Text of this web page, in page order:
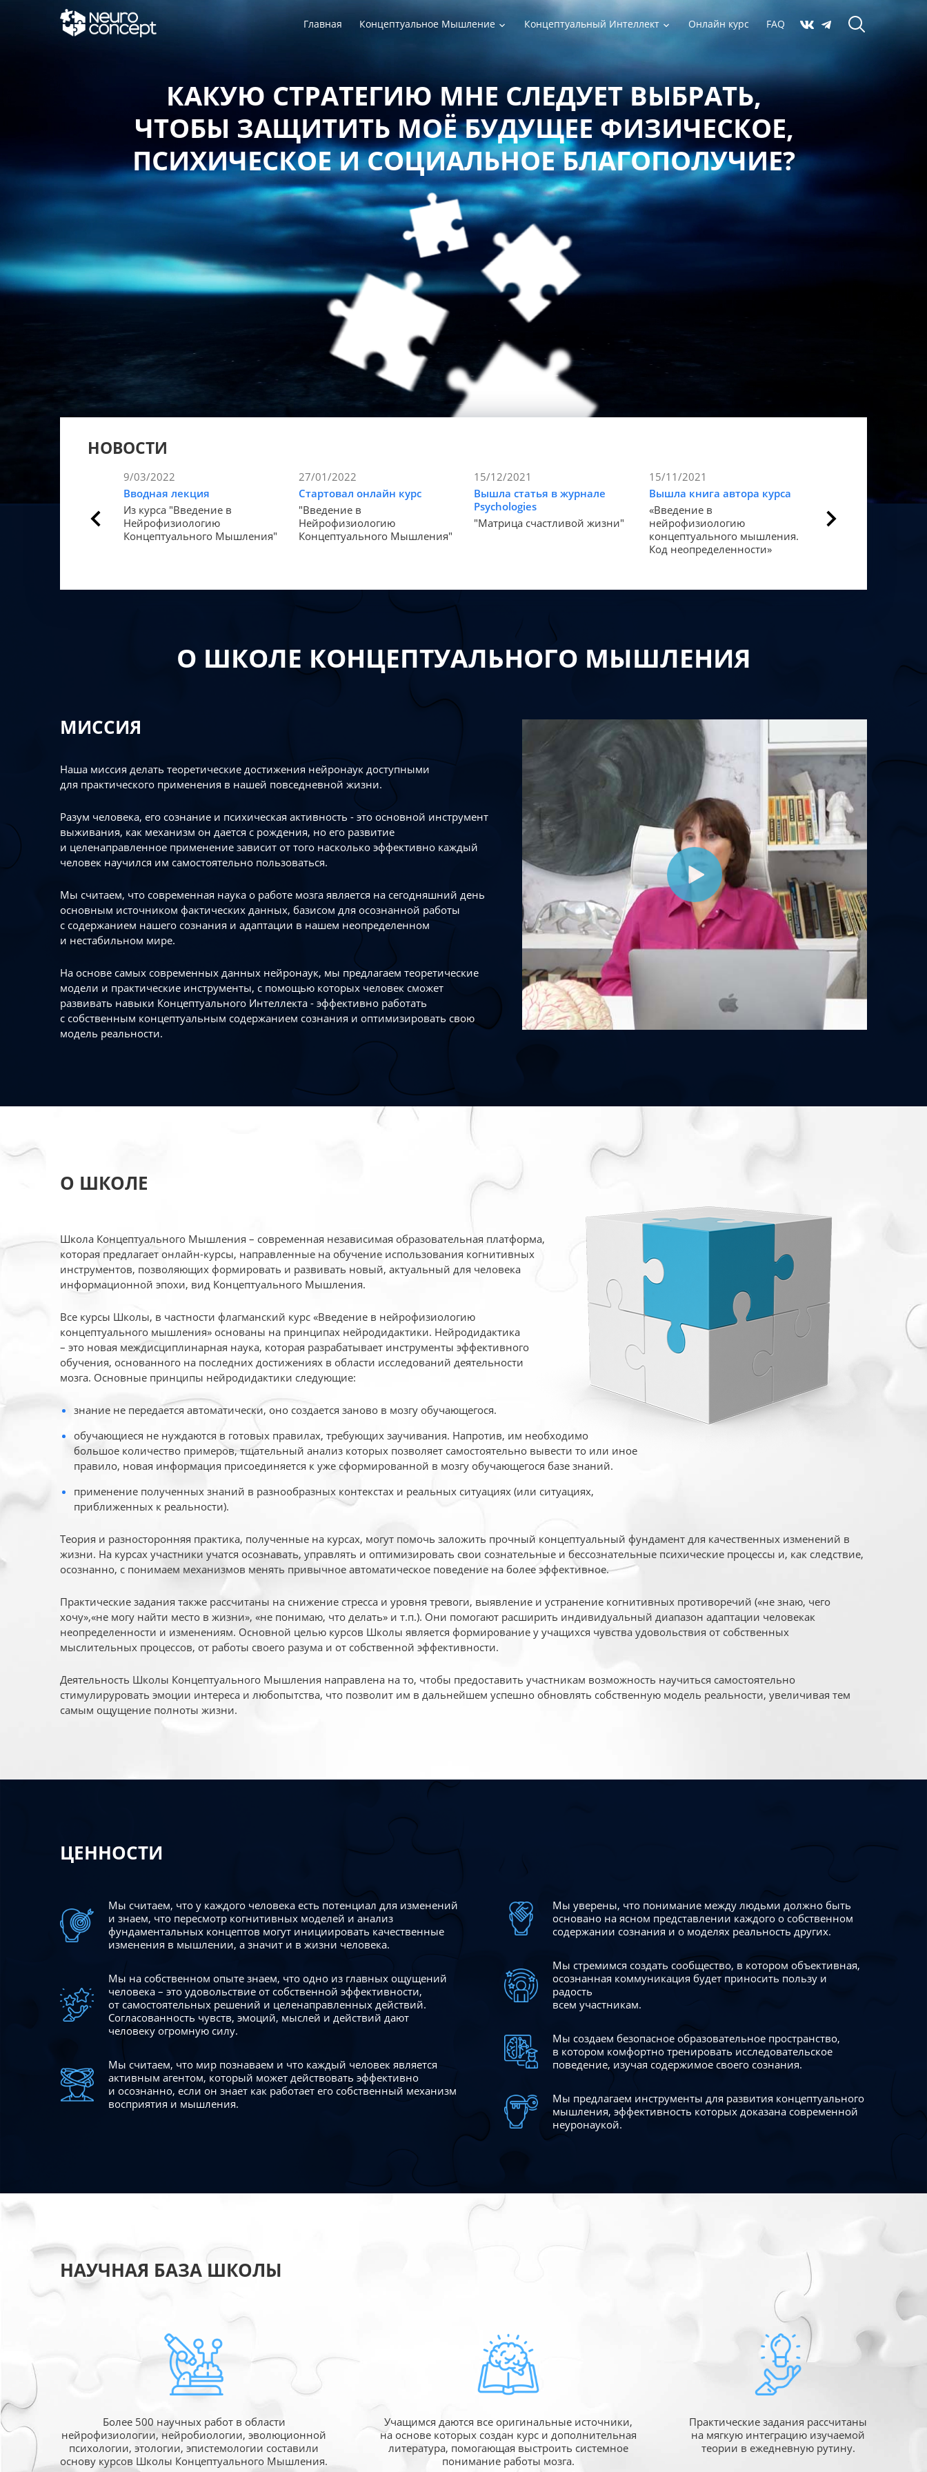
Главная Концептуальное Мышление Концептуальный Интеллект Онлайн курс FAQ
КАКУЮ СТРАТЕГИЮ МНЕ СЛЕДУЕТ ВЫБРАТЬ,
ЧТОБЫ ЗАЩИТИТЬ МОЁ БУДУЩЕЕ ФИЗИЧЕСКОЕ,
ПСИХИЧЕСКОЕ И СОЦИАЛЬНОЕ БЛАГОПОЛУЧИЕ?
НОВОСТИ
9/03/2022
Вводная лекция
Из курса "Введение в
Нейрофизиологию
Концептуального Мышления"
27/01/2022
Стартовал онлайн курс
"Введение в
Нейрофизиологию
Концептуального Мышления"
15/12/2021
Вышла статья в журнале
Psychologies
"Матрица счастливой жизни"
15/11/2021
Вышла книга автора курса
«Введение в
нейрофизиологию
концептуального мышления.
Код неопределенности»
Статья в Forbes
Как мозг
«счастье».
О ШКОЛЕ КОНЦЕПТУАЛЬНОГО МЫШЛЕНИЯ
МИССИЯ
Наша миссия делать теоретические достижения нейронаук доступными
для практического применения в нашей повседневной жизни.
Разум человека, его сознание и психическая активность - это основной инструмент
выживания, как механизм он дается с рождения, но его развитие
и целенаправленное применение зависит от того насколько эффективно каждый
человек научился им самостоятельно пользоваться.
Мы считаем, что современная наука о работе мозга является на сегодняшний день
основным источником фактических данных, базисом для осознанной работы
с содержанием нашего сознания и адаптации в нашем неопределенном
и нестабильном мире.
На основе самых современных данных нейронаук, мы предлагаем теоретические
модели и практические инструменты, с помощью которых человек сможет
развивать навыки Концептуального Интеллекта - эффективно работать
с собственным концептуальным содержанием сознания и оптимизировать свою
модель реальности.
О ШКОЛЕ
Школа Концептуального Мышления – современная независимая образовательная платформа,
которая предлагает онлайн-курсы, направленные на обучение использования когнитивных
инструментов, позволяющих формировать и развивать новый, актуальный для человека
информационной эпохи, вид Концептуального Мышления.
Все курсы Школы, в частности флагманский курс «Введение в нейрофизиологию
концептуального мышления» основаны на принципах нейродидактики. Нейродидактика
– это новая междисциплинарная наука, которая разрабатывает инструменты эффективного
обучения, основанного на последних достижениях в области исследований деятельности
мозга. Основные принципы нейродидактики следующие:
знание не передается автоматически, оно создается заново в мозгу обучающегося.
обучающиеся не нуждаются в готовых правилах, требующих заучивания. Напротив, им необходимо
большое количество примеров, тщательный анализ которых позволяет самостоятельно вывести то или иное
правило, новая информация присоединяется к уже сформированной в мозгу обучающегося базе знаний.
применение полученных знаний в разнообразных контекстах и реальных ситуациях (или ситуациях,
приближенных к реальности).
Теория и разносторонняя практика, полученные на курсах, могут помочь заложить прочный концептуальный фундамент для качественных изменений в
жизни. На курсах участники учатся осознавать, управлять и оптимизировать свои сознательные и бессознательные психические процессы и, как следствие,
осознанно, с понимаем механизмов менять привычное автоматическое поведение на более эффективное.
Практические задания также рассчитаны на снижение стресса и уровня тревоги, выявление и устранение когнитивных противоречий («не знаю, чего
хочу»,«не могу найти место в жизни», «не понимаю, что делать» и т.п.). Они помогают расширить индивидуальный диапазон адаптации человекак
неопределенности и изменениям. Основной целью курсов Школы является формирование у учащихся чувства удовольствия от собственных
мыслительных процессов, от работы своего разума и от собственной эффективности.
Деятельность Школы Концептуального Мышления направлена на то, чтобы предоставить участникам возможность научиться самостоятельно
стимулируровать эмоции интереса и любопытства, что позволит им в дальнейшем успешно обновлять собственную модель реальности, увеличивая тем
самым ощущение полноты жизни.
ЦЕННОСТИ
Мы считаем, что у каждого человека есть потенциал для изменений
и знаем, что пересмотр когнитивных моделей и анализ
фундаментальных концептов могут инициировать качественные
изменения в мышлении, а значит и в жизни человека.
Мы на собственном опыте знаем, что одно из главных ощущений
человека – это удовольствие от собственной эффективности,
от самостоятельных решений и целенаправленных действий.
Согласованность чувств, эмоций, мыслей и действий дают
человеку огромную силу.
Мы считаем, что мир познаваем и что каждый человек является
активным агентом, который может действовать эффективно
и осознанно, если он знает как работает его собственный механизм
восприятия и мышления.
Мы уверены, что понимание между людьми должно быть
основано на ясном представлении каждого о собственном
содержании сознания и о моделях реальность других.
Мы стремимся создать сообщество, в котором объективная,
осознанная коммуникация будет приносить пользу и
радость
всем участникам.
Мы создаем безопасное образовательное пространство,
в котором комфортно тренировать исследовательское
поведение, изучая содержимое своего сознания.
Мы предлагаем инструменты для развития концептуального
мышления, эффективность которых доказана современной
неуронаукой.
НАУЧНАЯ БАЗА ШКОЛЫ
Более 500 научных работ в области
нейрофизиологии, нейробиологии, эволюционной
психологии, этологии, эпистемологии составили
основу курсов Школы Концептуального Мышления.
Учащимся даются все оригинальные источники,
на основе которых создан курс и дополнительная
литература, помогающая выстроить системное
понимание работы мозга.
Практические задания рассчитаны
на мягкую интеграцию изучаемой
теории в ежедневную рутину.